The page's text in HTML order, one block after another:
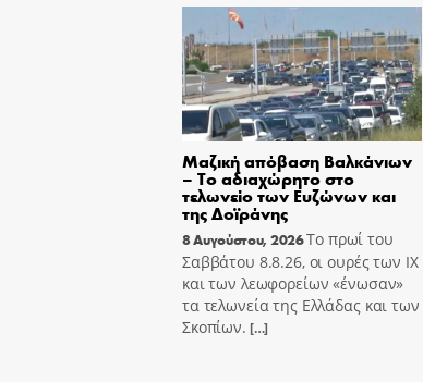
Μαζική απόβαση Βαλκάνιων
– Το αδιαχώρητο στο
τελωνείο των Ευζώνων και
της Δοϊράνης
8 Αυγούστου, 2026Το πρωί του
Σαββάτου 8.8.26, οι ουρές των ΙΧ
και των λεωφορείων «ένωσαν»
τα τελωνεία της Ελλάδας και των
Σκοπίων. […]